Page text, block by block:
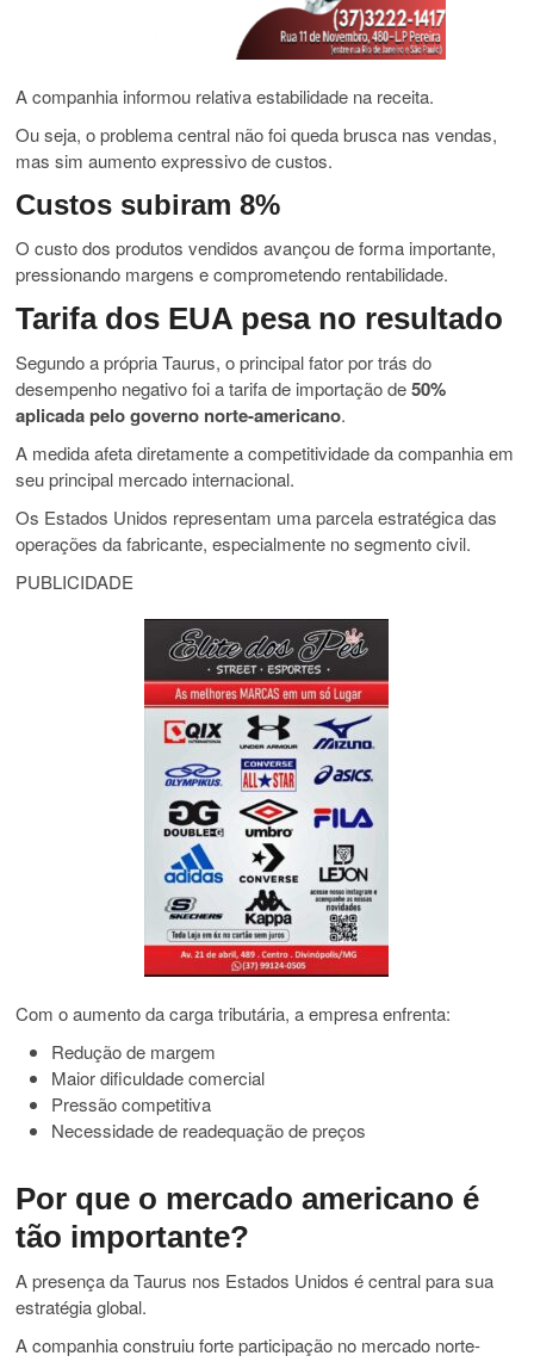
A companhia informou relativa estabilidade na receita.
Ou seja, o problema central não foi queda brusca nas vendas,
mas sim aumento expressivo de custos.
Custos subiram 8%
O custo dos produtos vendidos avançou de forma importante,
pressionando margens e comprometendo rentabilidade.
Tarifa dos EUA pesa no resultado
Segundo a própria Taurus, o principal fator por trás do
desempenho negativo foi a tarifa de importação de50%
aplicada pelo governo norte-americano.
A medida afeta diretamente a competitividade da companhia em
seu principal mercado internacional.
Os Estados Unidos representam uma parcela estratégica das
operações da fabricante, especialmente no segmento civil.
PUBLICIDADE
Com o aumento da carga tributária, a empresa enfrenta:
Redução de margem
Maior dificuldade comercial
Pressão competitiva
Necessidade de readequação de preços
Por que o mercado americano é
tão importante?
A presença da Taurus nos Estados Unidos é central para sua
estratégia global.
A companhia construiu forte participação no mercado norte-